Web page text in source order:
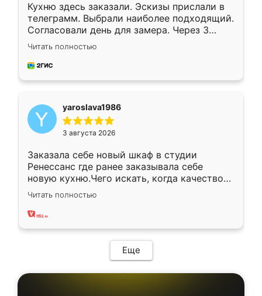
Кухню здесь заказали. Эскизы прислали в
телеграмм. Выбрали наиболее подходящий.
Согласовали день для замера. Через 3
недели кухня была уже готова. Остались
довольны работой. Спасибо Ренессанс
мебель за качественную работу!
Читать полностью
yaroslava1986
3 августа 2026
Заказала себе новый шкаф в студии
Ренессанс где ранее заказывала себе
новую кухню.Чего искать, когда качеством
вполне довольна. Служит кухня уже почти
два года, нареканий нет.
Читать полностью
Еще